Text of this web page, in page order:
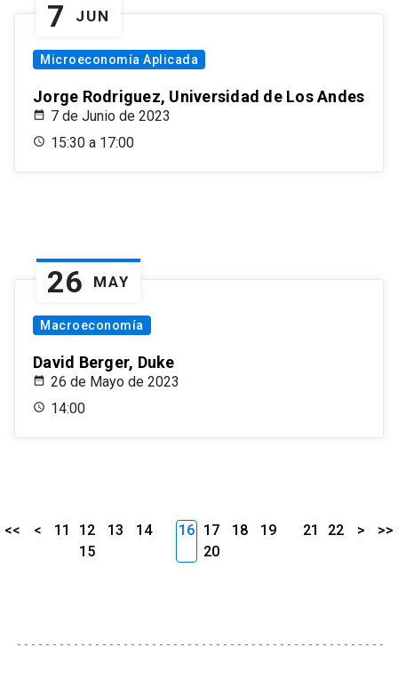
7 JUN
Microeconomía Aplicada
Jorge Rodriguez, Universidad de Los Andes
7 de Junio de 2023
15:30 a 17:00
26 MAY
Macroeconomía
David Berger, Duke
26 de Mayo de 2023
14:00
<< < 11 12 13
14
15
16 17 18
19
20
21 22 > >>